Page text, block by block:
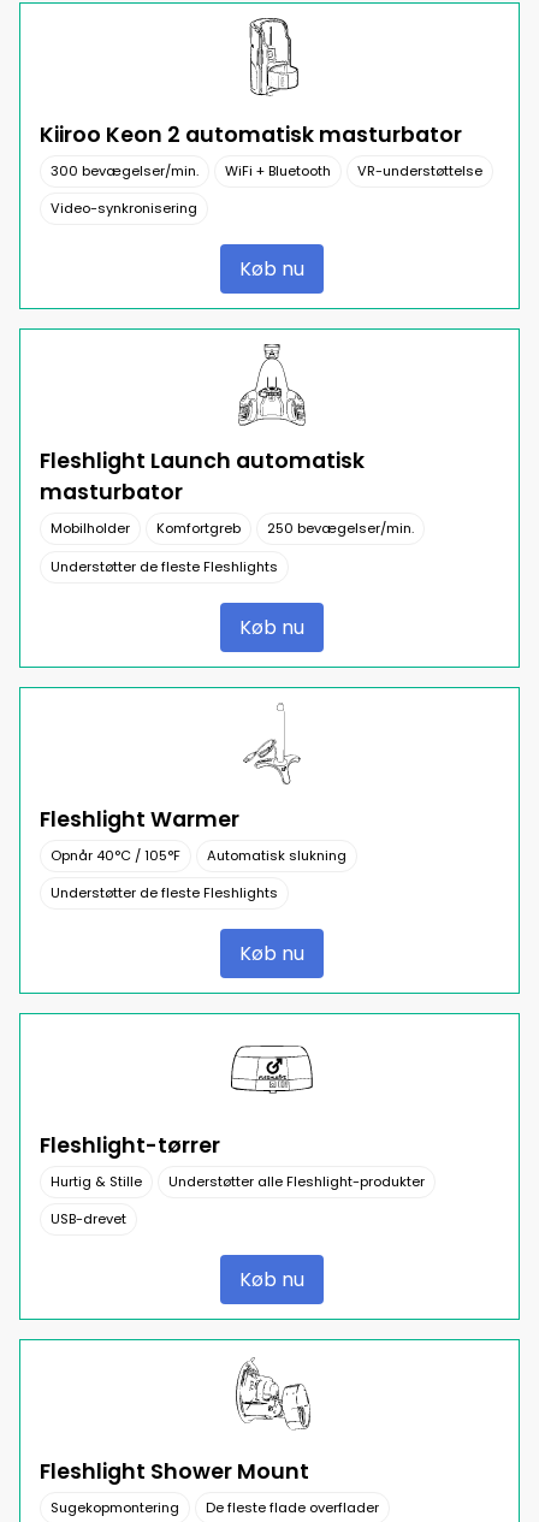
Kiiroo Keon 2 automatisk masturbator
300 bevægelser/min. WiFi + Bluetooth
VR-understøttelse
Video-synkronisering
Køb nu
Fleshlight Launch automatisk
masturbator
Mobilholder Komfortgreb
250 bevægelser/min.
Understøtter de fleste Fleshlights
Køb nu
Fleshlight Warmer
Opnår 40°C / 105°F
Automatisk slukning
Understøtter de fleste Fleshlights
Køb nu
Fleshlight-tørrer
Hurtig & Stille
Understøtter alle Fleshlight-produkter
USB-drevet
Køb nu
Fleshlight Shower Mount
Sugekopmontering
De fleste flade overflader